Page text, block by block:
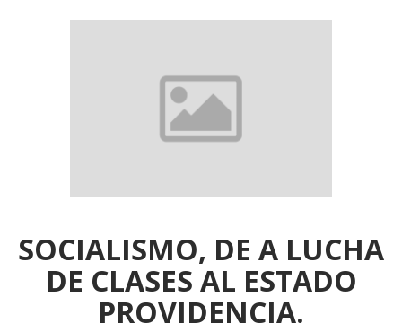
SOCIALISMO, DE A LUCHA
DE CLASES AL ESTADO
PROVIDENCIA.